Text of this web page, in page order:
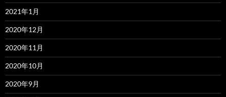
2021年1月
2020年12月
2020年11月
2020年10月
2020年9月